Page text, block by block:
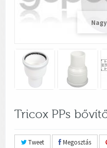
Tricox PPs
Tweet Megosztás